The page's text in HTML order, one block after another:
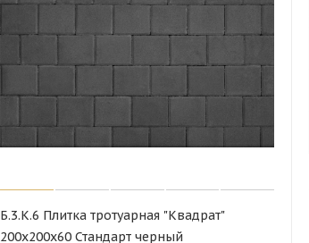
Б.3.К.6 Плитка тротуарная "Квадрат"
200х200х60 Стандарт черный